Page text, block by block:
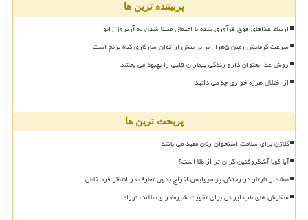
پربیننده ترین ها
ارتباط غذاهای فوق فرآوری شده با احتمال مبتلا شدن به آرتروز زانو
سرعت گرمایش زمین ۵هزار برابر بیش از توان سازگاری گیاه برنج است
روش غذا بعنوان دارو زندگی بیماران قلبی را بهبود می بخشد
از اختلال هرزه خواری چه می دانید
پربحث ترین ها
کلاژن برای سلامت استخوان زنان مفید می باشد
آیا کولا آشکروفتین گران تر از طلا است؟
هشدار تارتار در رختکن پرسپولیس اخراج بدون تعارف در انتظار فرد خاطی
سفارش های طب ایرانی برای تقویت شیرمادر و سلامت نوزاد